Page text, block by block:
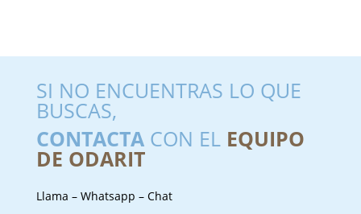
SI NO ENCUENTRAS LO QUE
BUSCAS,
CONTACTACON EL EQUIPO
DE ODARIT
Llama – Whatsapp – Chat